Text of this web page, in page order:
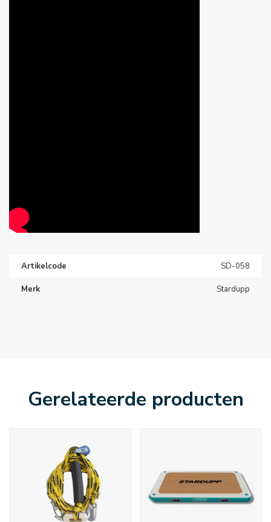
Artikelcode SD-058
Merk Stardupp
Gerelateerde producten